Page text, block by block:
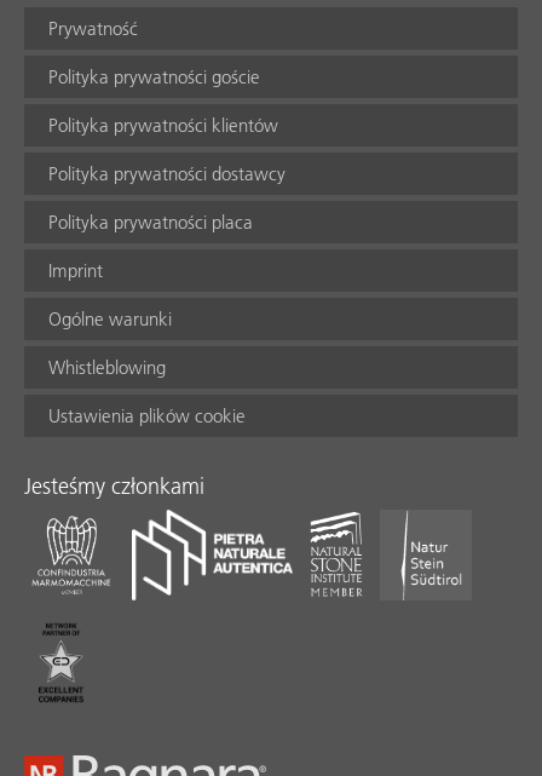
Prywatność
Polityka prywatności goście
Polityka prywatności klientów
Polityka prywatności dostawcy
Polityka prywatności placa
Imprint
Ogólne warunki
Whistleblowing
Ustawienia plików cookie
Jesteśmy członkami